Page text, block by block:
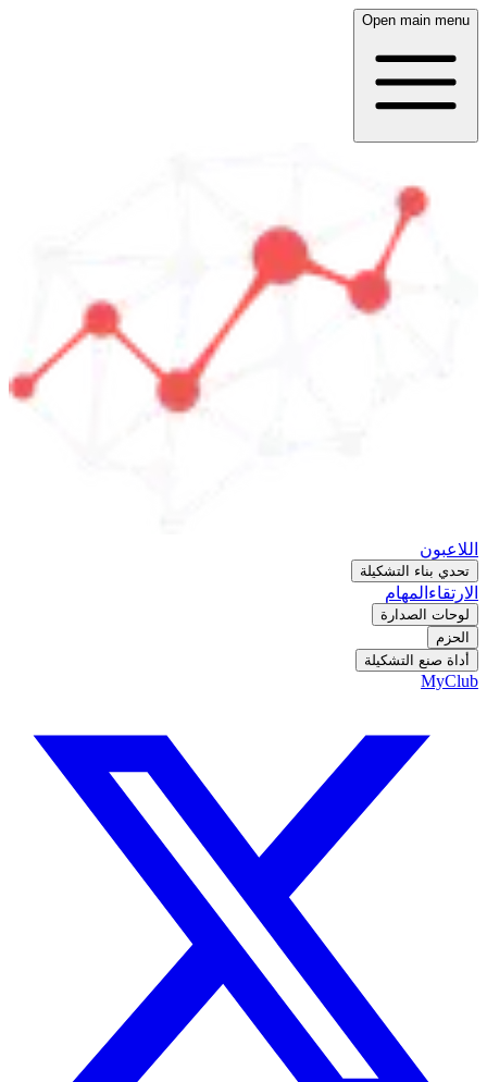
Open main menu
اللاعبون
تحدي بناء التشكيلة
الارتقاء المهام
لوحات الصدارة
الحزم
أداة صنع التشكيلة
MyClub